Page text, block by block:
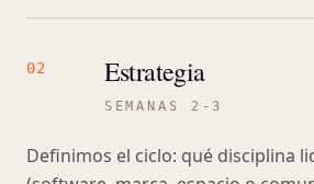
02 Estrategia
SEMANAS 2-3
Definimos el ciclo: qué disciplina